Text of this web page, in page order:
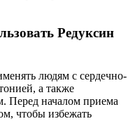
Редуксин
людям с сердечно-
а также
началом приема
чтобы избежать